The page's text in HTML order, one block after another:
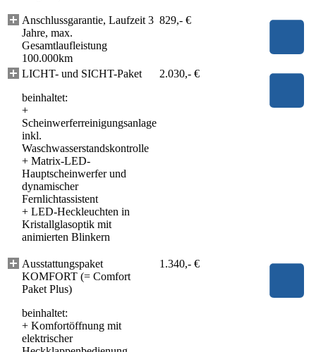
Anschlussgarantie, Laufzeit 3
Jahre, max.
Gesamtlaufleistung
100.000km
829,- €
LICHT- und SICHT-Paket
beinhaltet:
+
Scheinwerferreinigungsanlage
inkl.
Waschwasserstandskontrolle
+ Matrix-LED-
Hauptscheinwerfer und
dynamischer
Fernlichtassistent
+ LED-Heckleuchten in
Kristallglasoptik mit
animierten Blinkern
2.030,- €
Ausstattungspaket
KOMFORT (= Comfort
Paket Plus)
beinhaltet:
+ Komfortöffnung mit
elektrischer
1.340,- €